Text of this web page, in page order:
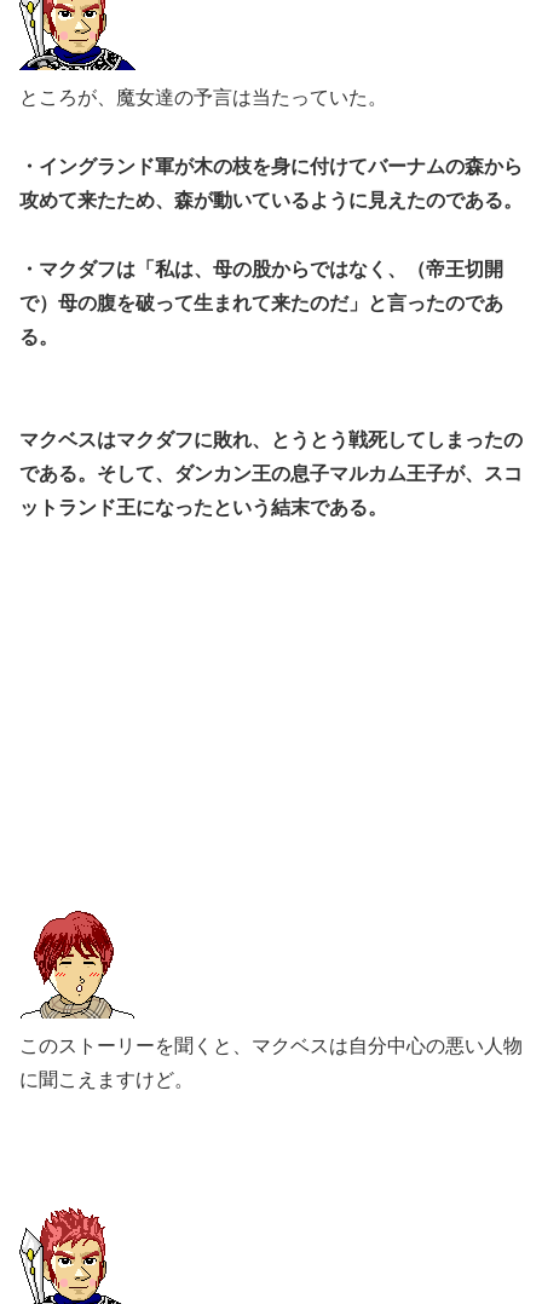
ところが、魔女達の予言は当たっていた。
・イングランド軍が木の枝を身に付けてバーナムの森から
攻めて来たため、森が動いているように見えたのである。
・マクダフは「私は、母の股からではなく、（帝王切開
で）母の腹を破って生まれて来たのだ」と言ったのであ
る。
マクベスはマクダフに敗れ、とうとう戦死してしまったの
である。 そして、ダンカン王の息子マルカム王子が、スコ
ットランド王になったという結末である。
このストーリーを聞くと、マクベスは自分中心の悪い人物
に聞こえますけど。